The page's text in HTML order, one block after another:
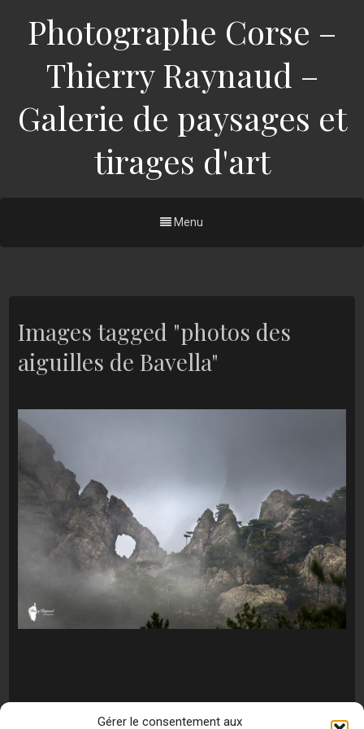
Gérer le consentement aux
Photographe Corse –
Thierry Raynaud –
Galerie de paysages et
tirages d'art
Menu
Images tagged "photos des
aiguilles de Bavella"